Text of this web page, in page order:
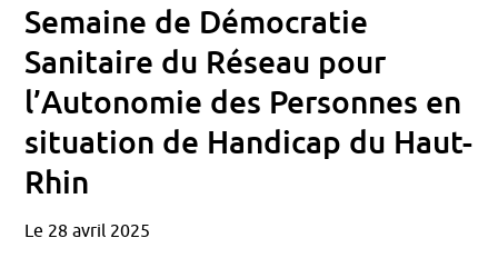
Semaine de Démocratie
Sanitaire du Réseau pour
l’Autonomie des Personnes en
situation de Handicap du Haut-
Rhin
Le 28 avril 2025